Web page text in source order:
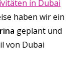
in Dubai
haben wir ein
geplant und
von Dubai